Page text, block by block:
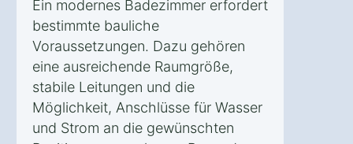
Ein modernes Badezimmer erfordert
bestimmte bauliche
Voraussetzungen. Dazu gehören
eine ausreichende Raumgröße,
stabile Leitungen und die
Möglichkeit, Anschlüsse für Wasser
und Strom an die gewünschten